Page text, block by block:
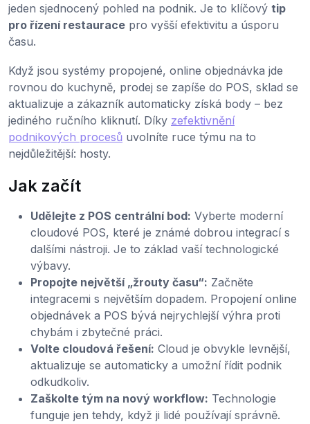
jeden sjednocený pohled na podnik. Je to klíčový tip
pro řízení restaurace pro vyšší efektivitu a úsporu
času.
Když jsou systémy propojené, online objednávka jde
rovnou do kuchyně, prodej se zapíše do POS, sklad se
aktualizuje a zákazník automaticky získá body – bez
jediného ručního kliknutí. Díky zefektivnění
podnikových procesů uvolníte ruce týmu na to
nejdůležitější: hosty.
Jak začít
Udělejte z POS centrální bod: Vyberte moderní
cloudové POS, které je známé dobrou integrací s
dalšími nástroji. Je to základ vaší technologické
výbavy.
Propojte největší „žrouty času“: Začněte
integracemi s největším dopadem. Propojení online
objednávek a POS bývá nejrychlejší výhra proti
chybám i zbytečné práci.
Volte cloudová řešení: Cloud je obvykle levnější,
aktualizuje se automaticky a umožní řídit podnik
odkudkoliv.
Zaškolte tým na nový workflow: Technologie
funguje jen tehdy, když ji lidé používají správně.